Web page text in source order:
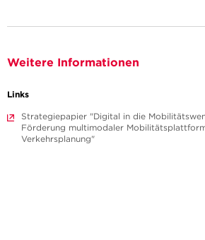
Weitere Informationen
Links
Strategiepapier "Digital in die
Förderung multimodaler
Verkehrsplanung"